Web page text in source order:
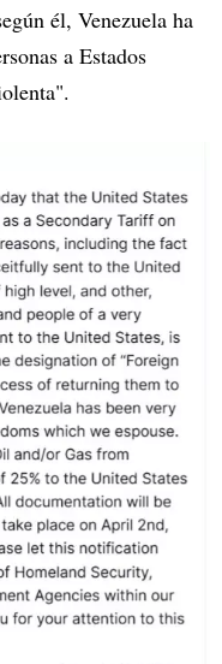
él, Venezuela ha
a Estados